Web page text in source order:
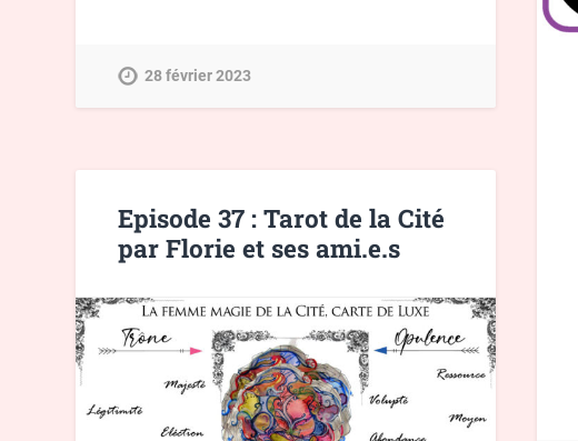
28 février 2023
Episode 37 : Tarot de la Cité
par Florie et ses ami.e.s